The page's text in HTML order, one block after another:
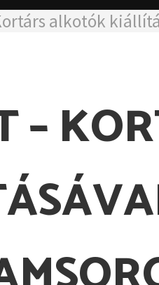
alkotók
–